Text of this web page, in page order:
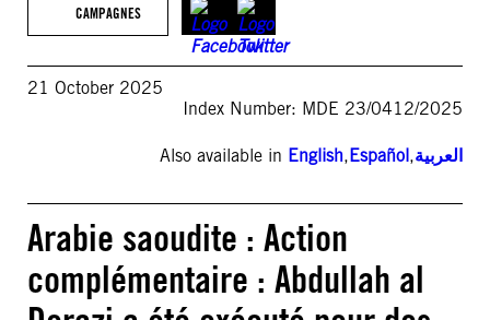
CAMPAGNES
21 October 2025
Index Number: MDE 23/0412/2025
Also available in English,Español,العربية
Arabie saoudite : Action
complémentaire : Abdullah al